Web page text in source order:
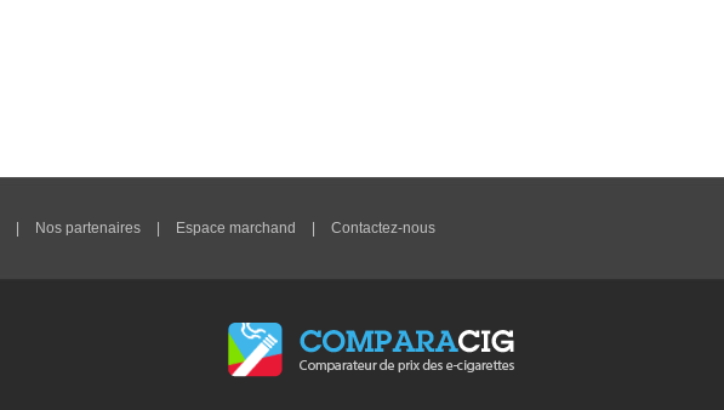
Nos partenaires Espace marchand Contactez-nous